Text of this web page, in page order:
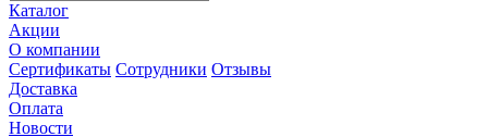
Каталог
Акции
О компании
Сертификаты Сотрудники Отзывы
Доставка
Оплата
Новости